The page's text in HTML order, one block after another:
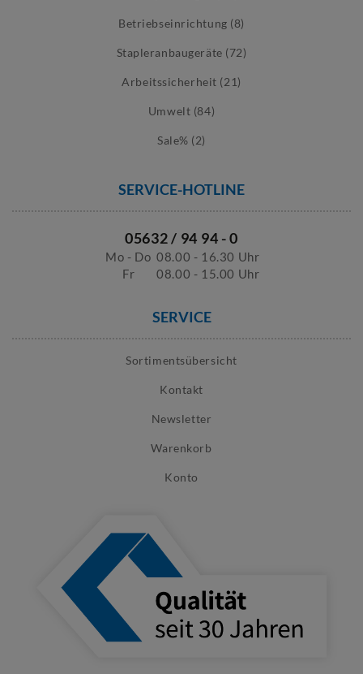
Betriebseinrichtung (8)
Stapleranbaugeräte (72)
Arbeitssicherheit (21)
Umwelt (84)
Sale% (2)
SERVICE-HOTLINE
05632 / 94 94 - 0
Mo - Do 08.00 - 16.30 Uhr
Fr
08.00 - 15.00 Uhr
SERVICE
Sortimentsübersicht
Kontakt
Newsletter
Warenkorb
Konto